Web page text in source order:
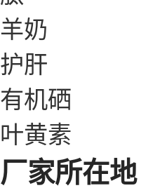
羊奶
护肝
有机硒
叶黄素
厂家所在地